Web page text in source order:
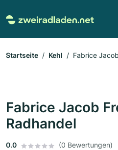
Startseite Kehl Fabrice
Fabrice Jacob
Radhandel
0.0 (0 Bewertungen)